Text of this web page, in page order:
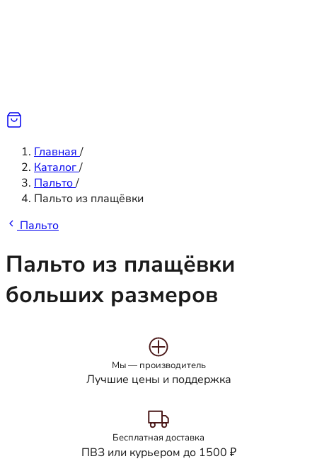
Главная /
Каталог/
Пальто/
Пальто из плащёвки
Пальто
Пальто из плащёвки
больших размеров
Мы — производитель
Лучшие цены и поддержка
Бесплатная доставка
ПВЗ или курьером до 1500 ₽